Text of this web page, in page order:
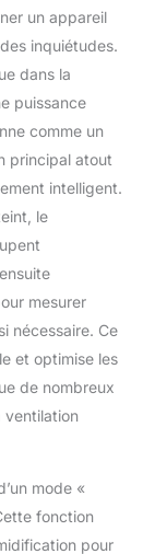
un appareil
inquiétudes.
dans la
puissance
comme un
principal atout
intelligent.
le
mesurer
nécessaire. Ce
et optimise les
de nombreux
ventilation
mode «
fonction
pour